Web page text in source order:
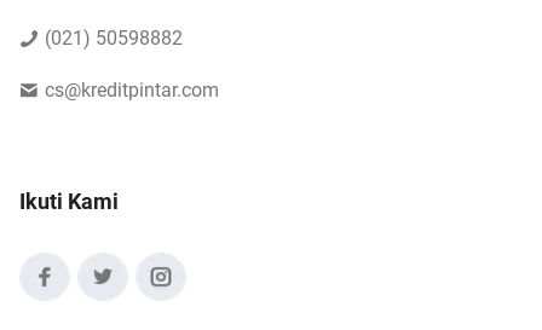
(021) 50598882
cs@kreditpintar.com
Ikuti Kami